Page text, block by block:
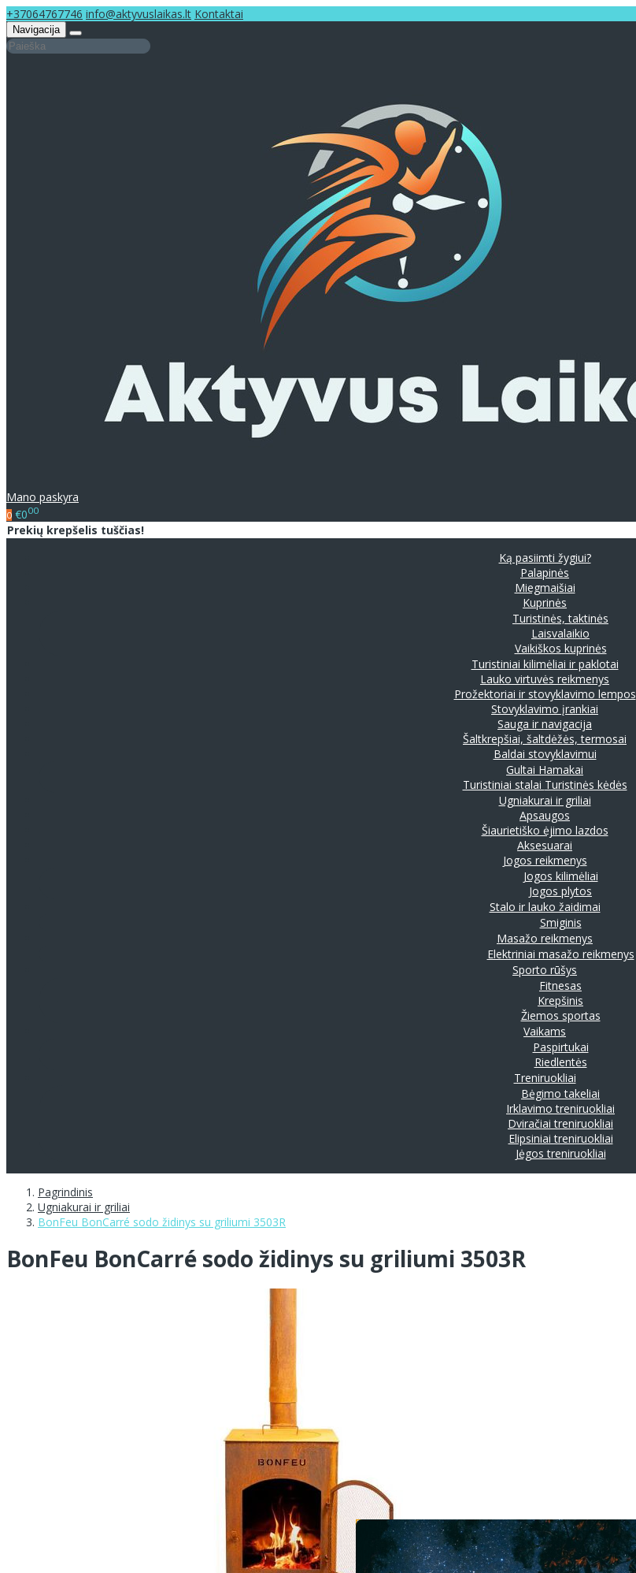
+37064767746 info@aktyvuslaikas.lt Kontaktai
Navigacija
Mano paskyra
0 €000
Prekių krepšelis tuščias!
Ką pasiimti žygiui?
Palapinės
Miegmaišiai
Kuprinės
Turistinės, taktinės
Laisvalaikio
Vaikiškos kuprinės
Turistiniai kilimėliai ir paklotai
Lauko virtuvės reikmenys
Prožektoriai ir stovyklavimo lempos
Stovyklavimo įrankiai
Sauga ir navigacija
Šaltkrepšiai, šaltdėžės, termosai
Baldai stovyklavimui
Gultai Hamakai
Turistiniai stalai Turistinės kėdės
Ugniakurai ir griliai
Apsaugos
Šiaurietiško ėjimo lazdos
Aksesuarai
Jogos reikmenys
Jogos kilimėliai
Jogos plytos
Stalo ir lauko žaidimai
Smiginis
Masažo reikmenys
Elektriniai masažo reikmenys
Sporto rūšys
Fitnesas
Krepšinis
Žiemos sportas
Vaikams
Paspirtukai
Riedlentės
Treniruokliai
Bėgimo takeliai
Irklavimo treniruokliai
Dviračiai treniruokliai
Elipsiniai treniruokliai
Jėgos treniruokliai
Pagrindinis
Ugniakurai ir griliai
BonFeu BonCarré sodo židinys su griliumi 3503R
BonFeu BonCarré sodo židinys su griliumi 3503R